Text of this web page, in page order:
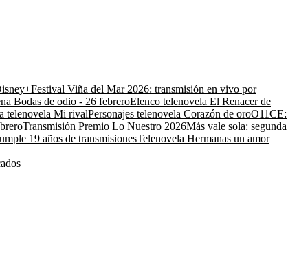
Festival Viña del Mar 2026: transmisión en vivo por
Bodas de odio - 26 febreroElenco telenovela El Renacer de
telenovela Mi rivalPersonajes telenovela Corazón de oroO11CE:
Transmisión Premio Lo Nuestro 2026Más vale sola: segunda
19 años de transmisionesTelenovela Hermanas un amor